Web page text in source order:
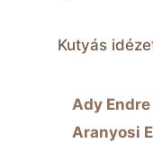
Kutyás
Ady
Aranyosi